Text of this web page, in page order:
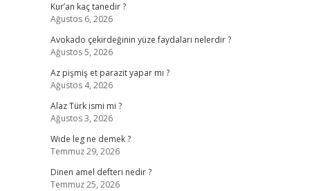
Kur’an kaç tanedir ?
Ağustos 6, 2026
Avokado çekirdeğinin yüze faydaları nelerdir ?
Ağustos 5, 2026
Az pişmiş et parazit yapar mı ?
Ağustos 4, 2026
Alaz Türk ismi mi ?
Ağustos 3, 2026
Wıde leg ne demek ?
Temmuz 29, 2026
Dinen amel defteri nedir ?
Temmuz 25, 2026